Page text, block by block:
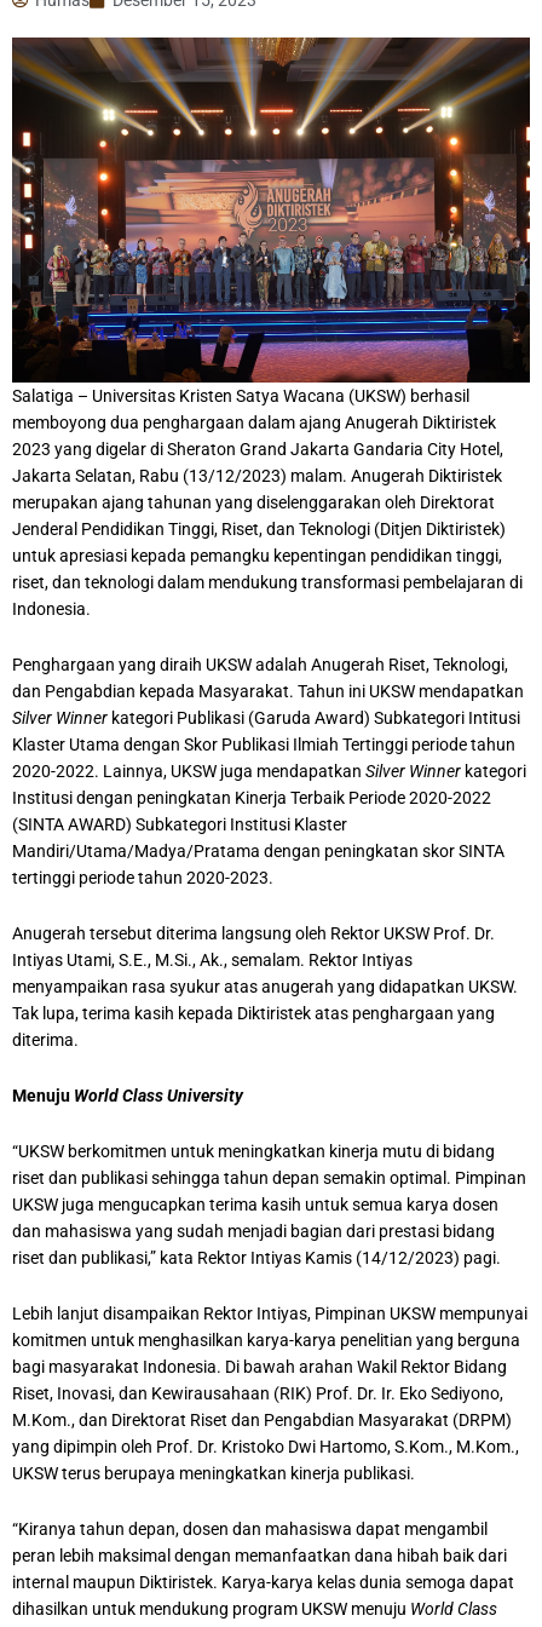
Salatiga – Universitas Kristen Satya Wacana (UKSW) berhasil
memboyong dua penghargaan dalam ajang Anugerah Diktiristek
2023 yang digelar di Sheraton Grand Jakarta Gandaria City Hotel,
Jakarta Selatan, Rabu (13/12/2023) malam. Anugerah Diktiristek
merupakan ajang tahunan yang diselenggarakan oleh Direktorat
Jenderal Pendidikan Tinggi, Riset, dan Teknologi (Ditjen Diktiristek)
untuk apresiasi kepada pemangku kepentingan pendidikan tinggi,
riset, dan teknologi dalam mendukung transformasi pembelajaran di
Indonesia.
Penghargaan yang diraih UKSW adalah Anugerah Riset, Teknologi,
dan Pengabdian kepada Masyarakat. Tahun ini UKSW mendapatkan
Silver Winner kategori Publikasi (Garuda Award) Subkategori Intitusi
Klaster Utama dengan Skor Publikasi Ilmiah Tertinggi periode tahun
2020-2022. Lainnya, UKSW juga mendapatkan Silver Winner kategori
Institusi dengan peningkatan Kinerja Terbaik Periode 2020-2022
(SINTA AWARD) Subkategori Institusi Klaster
Mandiri/Utama/Madya/Pratama dengan peningkatan skor SINTA
tertinggi periode tahun 2020-2023.
Anugerah tersebut diterima langsung oleh Rektor UKSW Prof. Dr.
Intiyas Utami, S.E., M.Si., Ak., semalam. Rektor Intiyas
menyampaikan rasa syukur atas anugerah yang didapatkan UKSW.
Tak lupa, terima kasih kepada Diktiristek atas penghargaan yang
diterima.
Menuju World Class University
“UKSW berkomitmen untuk meningkatkan kinerja mutu di bidang
riset dan publikasi sehingga tahun depan semakin optimal. Pimpinan
UKSW juga mengucapkan terima kasih untuk semua karya dosen
dan mahasiswa yang sudah menjadi bagian dari prestasi bidang
riset dan publikasi,” kata Rektor Intiyas Kamis (14/12/2023) pagi.
Lebih lanjut disampaikan Rektor Intiyas, Pimpinan UKSW mempunyai
komitmen untuk menghasilkan karya-karya penelitian yang berguna
bagi masyarakat Indonesia. Di bawah arahan Wakil Rektor Bidang
Riset, Inovasi, dan Kewirausahaan (RIK) Prof. Dr. Ir. Eko Sediyono,
M.Kom., dan Direktorat Riset dan Pengabdian Masyarakat (DRPM)
yang dipimpin oleh Prof. Dr. Kristoko Dwi Hartomo, S.Kom., M.Kom.,
UKSW terus berupaya meningkatkan kinerja publikasi.
“Kiranya tahun depan, dosen dan mahasiswa dapat mengambil
peran lebih maksimal dengan memanfaatkan dana hibah baik dari
internal maupun Diktiristek. Karya-karya kelas dunia semoga dapat
dihasilkan untuk mendukung program UKSW menuju World Class